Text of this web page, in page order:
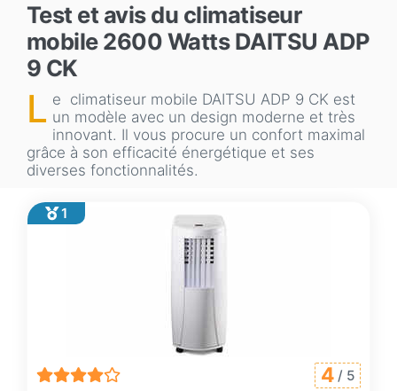
Test et avis du climatiseur
mobile 2600 Watts DAITSU ADP
9 CK
L e climatiseur mobile DAITSU ADP 9 CK est
un modèle avec un design moderne et très
innovant. Il vous procure un confort maximal
grâce à son efficacité énergétique et ses
diverses fonctionnalités.
1
4 / 5